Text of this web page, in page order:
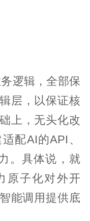
逻辑，全部保
层，以保证核
上，无头化改
配AI的API、
。具体说，就
原子化对外开
能调用提供底